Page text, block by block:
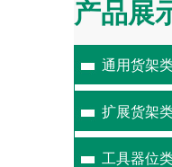
产品展
通用货架
扩展货架
工具器位